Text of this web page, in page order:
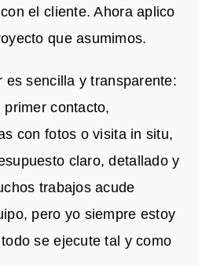
el cliente. Ahora aplico
que asumimos.
es sencilla y transparente:
contacto,
con fotos o visita in situ,
claro, detallado y
trabajos acude
pero yo siempre estoy
se ejecute tal y como